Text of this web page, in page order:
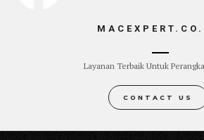
Layanan Terbaik Untuk
CONTACT US